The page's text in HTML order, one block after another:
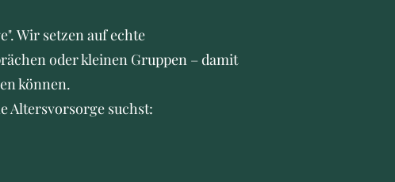
Wir setzen auf echte
oder kleinen Gruppen – damit
können.
Altersvorsorge suchst: